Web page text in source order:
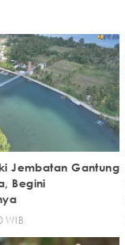
Jembatan Gantung
Begini
WIB